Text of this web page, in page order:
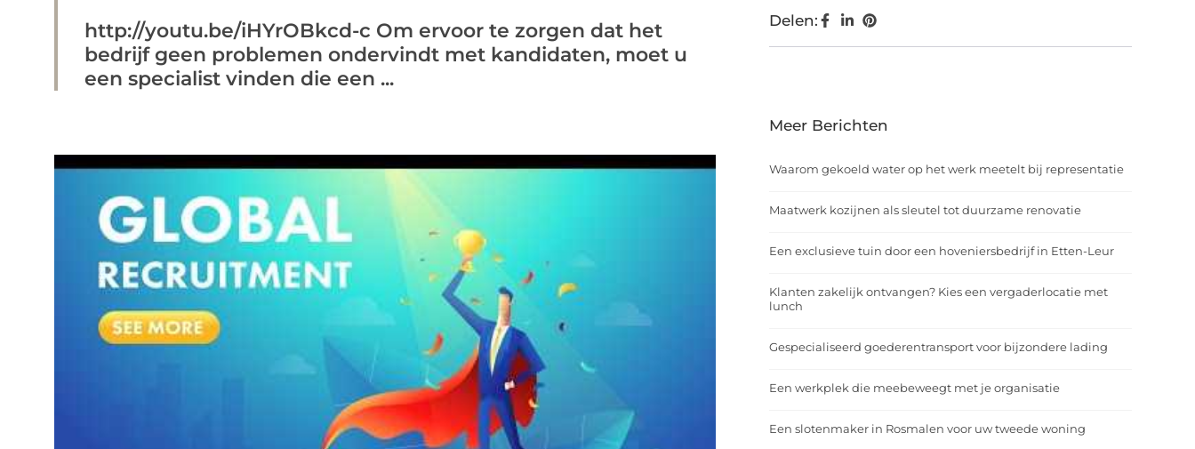
http://youtu.be/iHYrOBkcd-c Om ervoor te zorgen dat het
bedrijf geen problemen ondervindt met kandidaten, moet u
een specialist vinden die een ...
Delen:
Meer Berichten
Waarom gekoeld water op het werk meetelt bij representatie
Maatwerk kozijnen als sleutel tot duurzame renovatie
Een exclusieve tuin door een hoveniersbedrijf in Etten-Leur
Klanten zakelijk ontvangen? Kies een vergaderlocatie met
lunch
Gespecialiseerd goederentransport voor bijzondere lading
Een werkplek die meebeweegt met je organisatie
Een slotenmaker in Rosmalen voor uw tweede woning